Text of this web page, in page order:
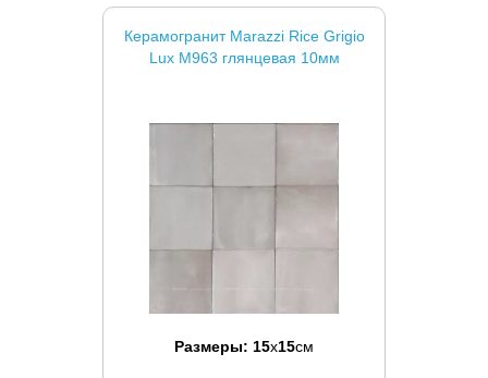
Керамогранит Marazzi Rice Grigio
Lux M963 глянцевая 10мм
Размеры: 15x15см